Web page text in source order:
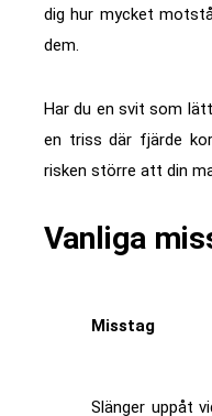
dig hur mycket
dem.
Har du en svit som
en triss där fjärde
risken större att din
Vanliga
Misstag
Slänger uppåt